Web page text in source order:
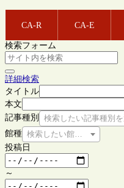
CA-R CA-E
検索フォーム
詳細検索
タイトル
本文
記事種別
検索したい記事種別
館種 検索したい館種を選択して
投稿日
～